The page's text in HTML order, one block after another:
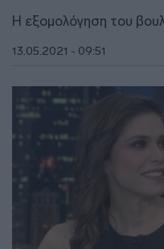
Η εξομολόγηση του
13.05.2021 - 09:51